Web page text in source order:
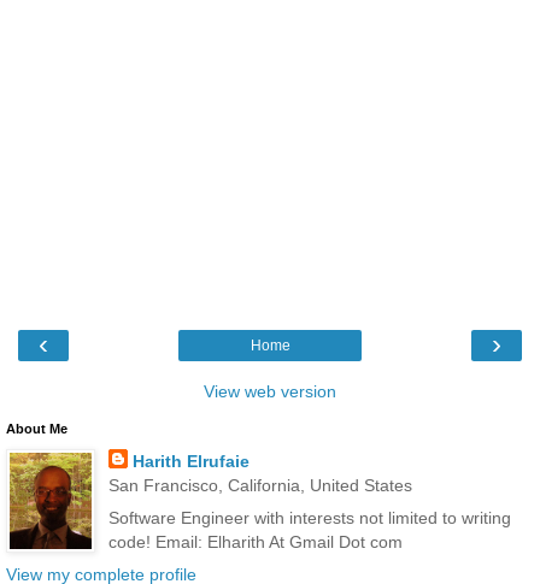
‹ ›
Home
View web version
About Me
Harith Elrufaie
San Francisco, California, United States
Software Engineer with interests not limited to writing
code! Email: Elharith At Gmail Dot com
View my complete profile